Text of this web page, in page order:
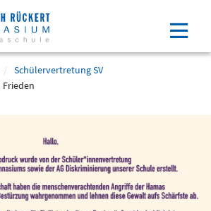
Schülervertretung SV